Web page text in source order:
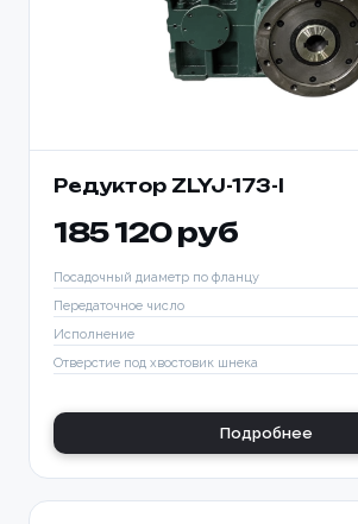
Редуктор ZLYJ-173-l
185 120 руб
Посадочный диаметр по фланцу
Передаточное число
Исполнение
Отверстие под хвостовик шнека
Подробнее